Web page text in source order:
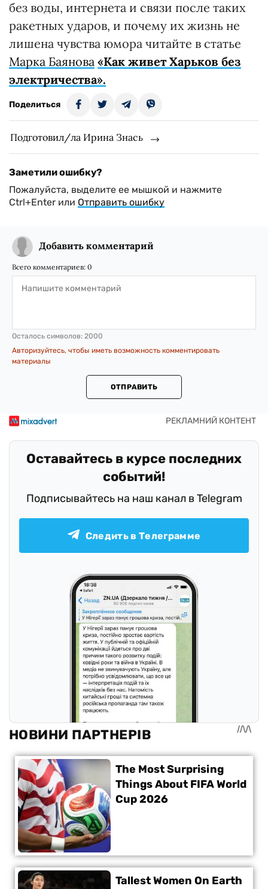
без воды, интернета и связи после таких
ракетных ударов, и почему их жизнь не
лишена чувства юмора читайте в статье
Марка Баянова «Как живет Харьков без
электричества».
Поделиться
Подготовил/ла Ирина Знась
Заметили ошибку?
Пожалуйста, выделите ее мышкой и нажмите
Ctrl+Enter или Отправить ошибку
Добавить комментарий
Всего комментариев: 0
Осталось символов: 2000
Авторизуйтесь, чтобы иметь возможность комментировать
материалы
ОТПРАВИТЬ
Оставайтесь в курсе последних
событий!
Подписывайтесь на наш канал в Telegram
Следить в Телеграмме